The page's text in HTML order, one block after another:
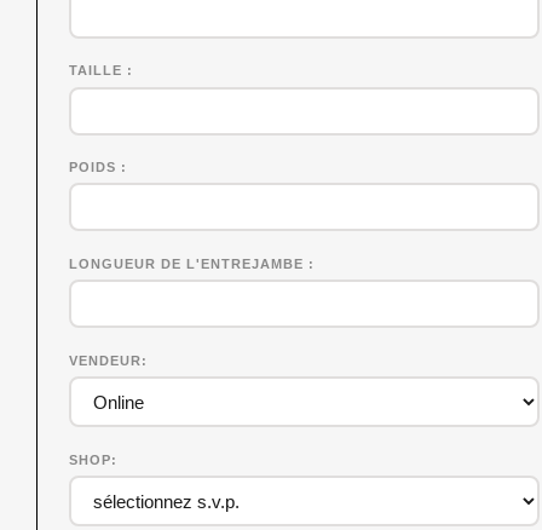
TAILLE
POIDS
LONGUEUR DE L'ENTREJAMBE
VENDEUR
SHOP